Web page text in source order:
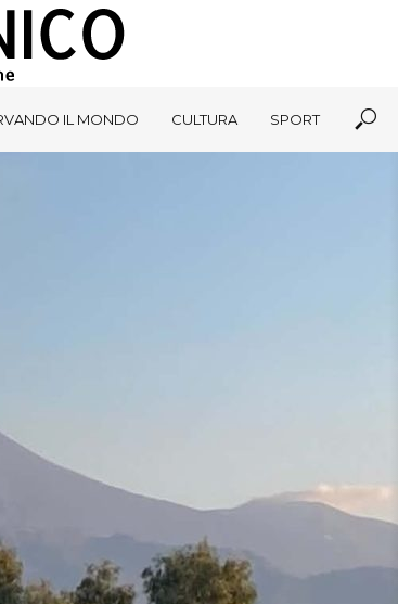
IL MONDO CULTURA SPORT